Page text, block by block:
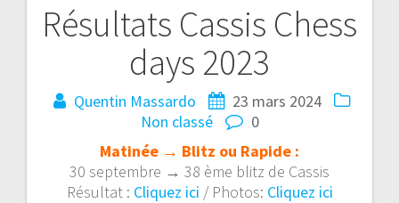
Résultats Cassis Chess
days 2023
Quentin Massardo
23 mars 2024
Non classé
0
Matinée → Blitz ou Rapide :
30 septembre → 38 ème blitz de Cassis
Résultat : Cliquez ici / Photos: Cliquez ici
Navigation
l’article